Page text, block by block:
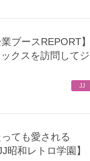
クスを訪問してジ
JJ
昭和レトロ学園】